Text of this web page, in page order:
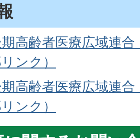
高齢者医療広域連
ンク）
高齢者医療広域連
ンク）